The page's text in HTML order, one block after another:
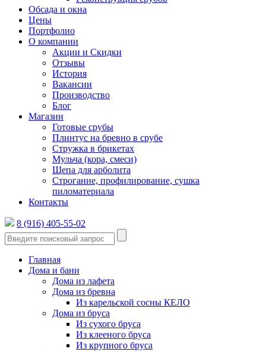
Обсада и окна
Цены
Портфолио
О компании
Акции и Скидки
Отзывы
История
Вакансии
Производство
Блог
Магазин
Готовые срубы
Плинтус на бревно в срубе
Стружка в брикетах
Мульча (кора, смеси)
Щепа для арболита
Строгание, профилирование, сушка
пиломатериала
Контакты
8 (916) 405-55-02
Главная
Дома и бани
Дома из лафета
Дома из бревна
Из карельской сосны КЕЛО
Дома из бруса
Из сухого бруса
Из клееного бруса
Из крупного бруса